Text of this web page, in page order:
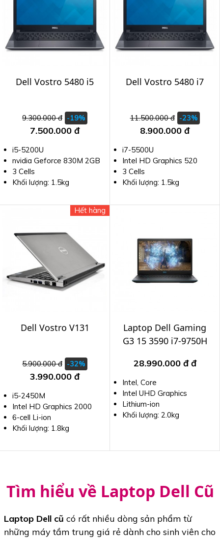
Dell Vostro 5480 i5
9.300.000 đ -19%
7.500.000 đ
i5-5200U
nvidia Geforce 830M 2GB
3 Cells
Khối lượng: 1.5kg
Dell Vostro 5480 i7
11.500.000 đ -23%
8.900.000 đ
i7-5500U
Intel HD Graphics 520
3 Cells
Khối lượng: 1.5kg
Hết hàng
Dell Vostro V131
5.900.000 đ -32%
3.990.000 đ
i5-2450M
Intel HD Graphics 2000
6-cell Li-ion
Khối lượng: 1.8kg
Laptop Dell Gaming
G3 15 3590 i7-9750H
28.990.000 đđ
Intel, Core
Intel UHD Graphics
Lithium-ion
Khối lượng: 2.0kg
Tìm hiểu về Laptop Dell Cũ
Laptop Dell cũ có rất nhiều dòng sản phẩm từ
những máy tầm trung giá rẻ dành cho sinh viên cho